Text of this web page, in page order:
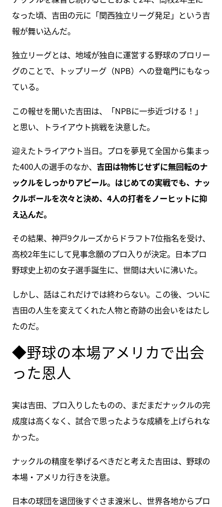
なった頃、吉田の元に「関西独立リーグ発足」という吉
報が舞い込んだ。
独立リーグとは、地域が独自に運営する野球のプロリー
グのことで、トップリーグ（NPB）への登竜門にもなっ
ている。
この報せを聞いた吉田は、「NPBに一歩近づける！」
と思い、トライアウト挑戦を決意した。
迎えたトライアウト当日。プロを夢見て全国から集まっ
た400人の選手のなか、 吉田は物怖じせずに無回転のナ
ックルをしっかりアピール。はじめての実戦でも、ナッ
クルボールを次々と決め、4人の打者をノーヒットに抑
え込んだ。
その結果、神戸9クルーズからドラフト7位指名を受け、
高校2年生にして見事念願のプロ入りが決定。日本プロ
野球史上初の女子選手誕生に、世間は大いに沸いた。
しかし、話はこれだけでは終わらない。この後、ついに
吉田の人生を変えてくれた人物と奇跡の出会いをはたし
たのだ。
◆野球の本場アメリカで出会
った恩人
実は吉田、プロ入りしたものの、まだまだナックルの完
成度は高くなく、試合で思ったような成績を上げられな
かった。
ナックルの精度を挙げるべきだと考えた吉田は、野球の
本場・アメリカ行きを決意。
日本の球団を退団後すぐさま渡米し、世界各地からプロ